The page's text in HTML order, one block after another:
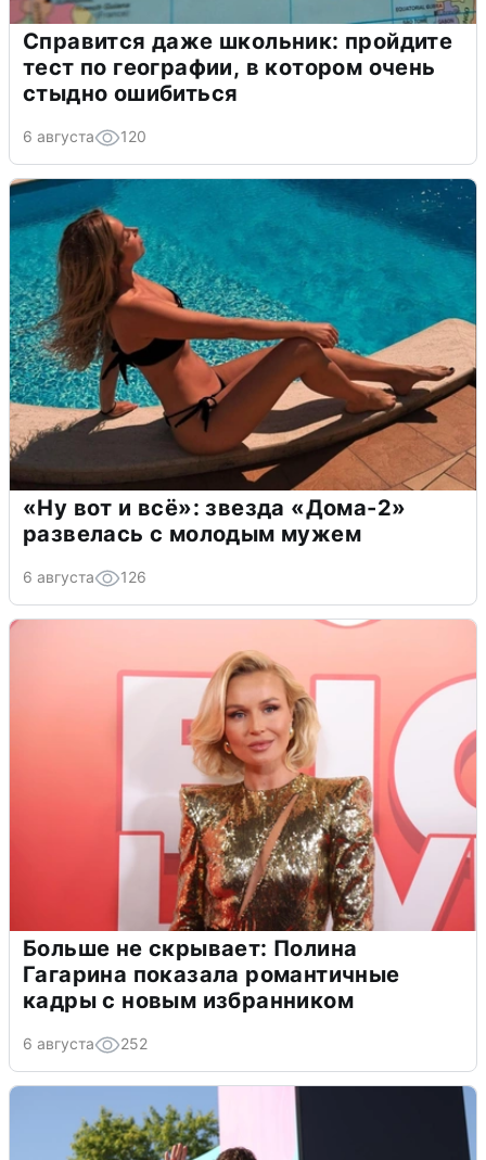
Справится даже школьник: пройдите
тест по географии, в котором очень
стыдно ошибиться
6 августа 120
«Ну вот и всё»: звезда «Дома-2»
развелась с молодым мужем
6 августа 126
Больше не скрывает: Полина
Гагарина показала романтичные
кадры с новым избранником
6 августа 252